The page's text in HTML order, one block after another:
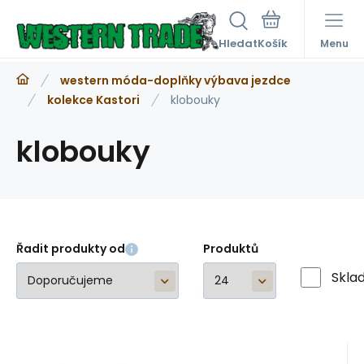
Hledat Menu
western móda-doplňky výbava jezdce
kolekce Kastori
klobouky
klobouky
Řadit produkty od Produktů